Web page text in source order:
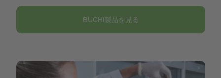
BUCHI製品を見る